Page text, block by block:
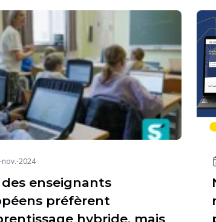
nov.-2024
des enseignants
préfèrent
hybride, mais